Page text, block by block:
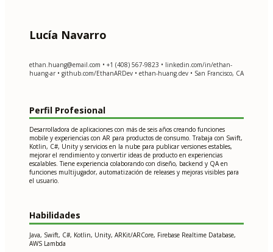
Lucía Navarro
ethan.huang@email.com • +1 (408) 567-9823 • linkedin.com/in/ethan-
huang-ar • github.com/EthanARDev • ethan-huang.dev • San Francisco, CA
Perfil Profesional
Desarrolladora de aplicaciones con más de seis años creando funciones
mobile y experiencias con AR para productos de consumo. Trabaja con Swift,
Kotlin, C#, Unity y servicios en la nube para publicar versiones estables,
mejorar el rendimiento y convertir ideas de producto en experiencias
escalables. Tiene experiencia colaborando con diseño, backend y QA en
funciones multijugador, automatización de releases y mejoras visibles para
el usuario.
Habilidades
Java, Swift, C#, Kotlin, Unity, ARKit/ARCore, Firebase Realtime Database,
AWS Lambda